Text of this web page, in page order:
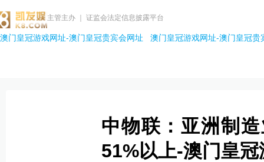
主管主办 ｜ 证监会法定信息披露平台
澳门皇冠游戏网址-澳门皇冠贵宾会网址 澳门皇冠游戏网址-澳门皇冠贵
中物联：亚洲制
51%以上-澳门皇